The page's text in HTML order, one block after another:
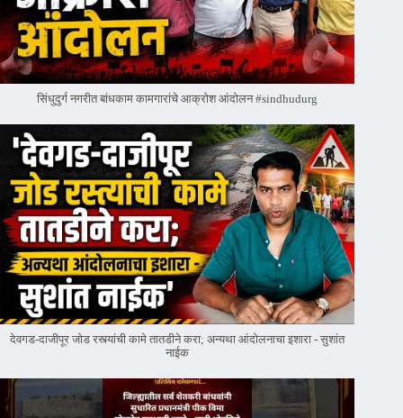
सिंधुदुर्ग नगरीत बांधकाम कामगारांचे आक्रोश आंदोलन #sindhudurg
देवगड-दाजीपूर जोड रस्त्यांची कामे तातडीने करा; अन्यथा आंदोलनाचा इशारा - सुशांत
नाईक